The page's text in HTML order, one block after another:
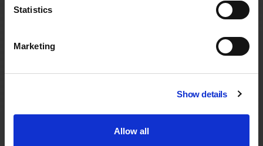
Statistics
Marketing
Show details
Allow all